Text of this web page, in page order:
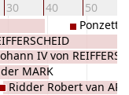
30 40 50
MARK
IV von
Ridder Robert van
Ponzetta